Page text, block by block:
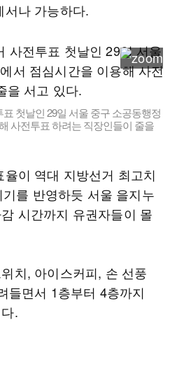
나 가능하다.
첫날인 29일 서울 중구 소공동행정
사전투표 하려는 직장인들이 줄을
이 역대 지방선거 최고치
를 반영하듯 서울 을지누
시간까지 유권자들이 몰
치, 아이스커피, 손 선풍
들면서 1층부터 4층까지
.